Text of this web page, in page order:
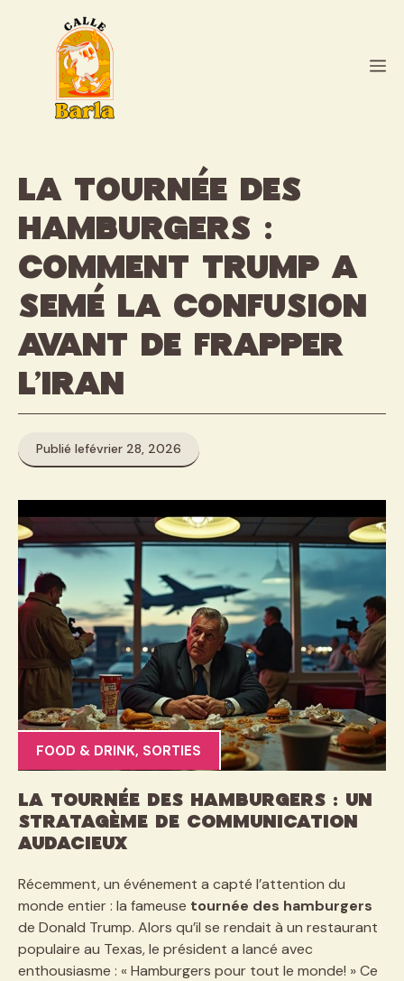
La tournée des
hamburgers :
comment Trump a
semé la confusion
avant de frapper
l’Iran
Publié lefévrier 28, 2026
FOOD & DRINK, SORTIES
La tournée des hamburgers : un
stratagème de communication
audacieux
Récemment, un événement a capté l’attention du
monde entier : la fameuse tournée des hamburgers
de Donald Trump. Alors qu’il se rendait à un restaurant
populaire au Texas, le président a lancé avec
enthousiasme : « Hamburgers pour tout le monde! » Ce